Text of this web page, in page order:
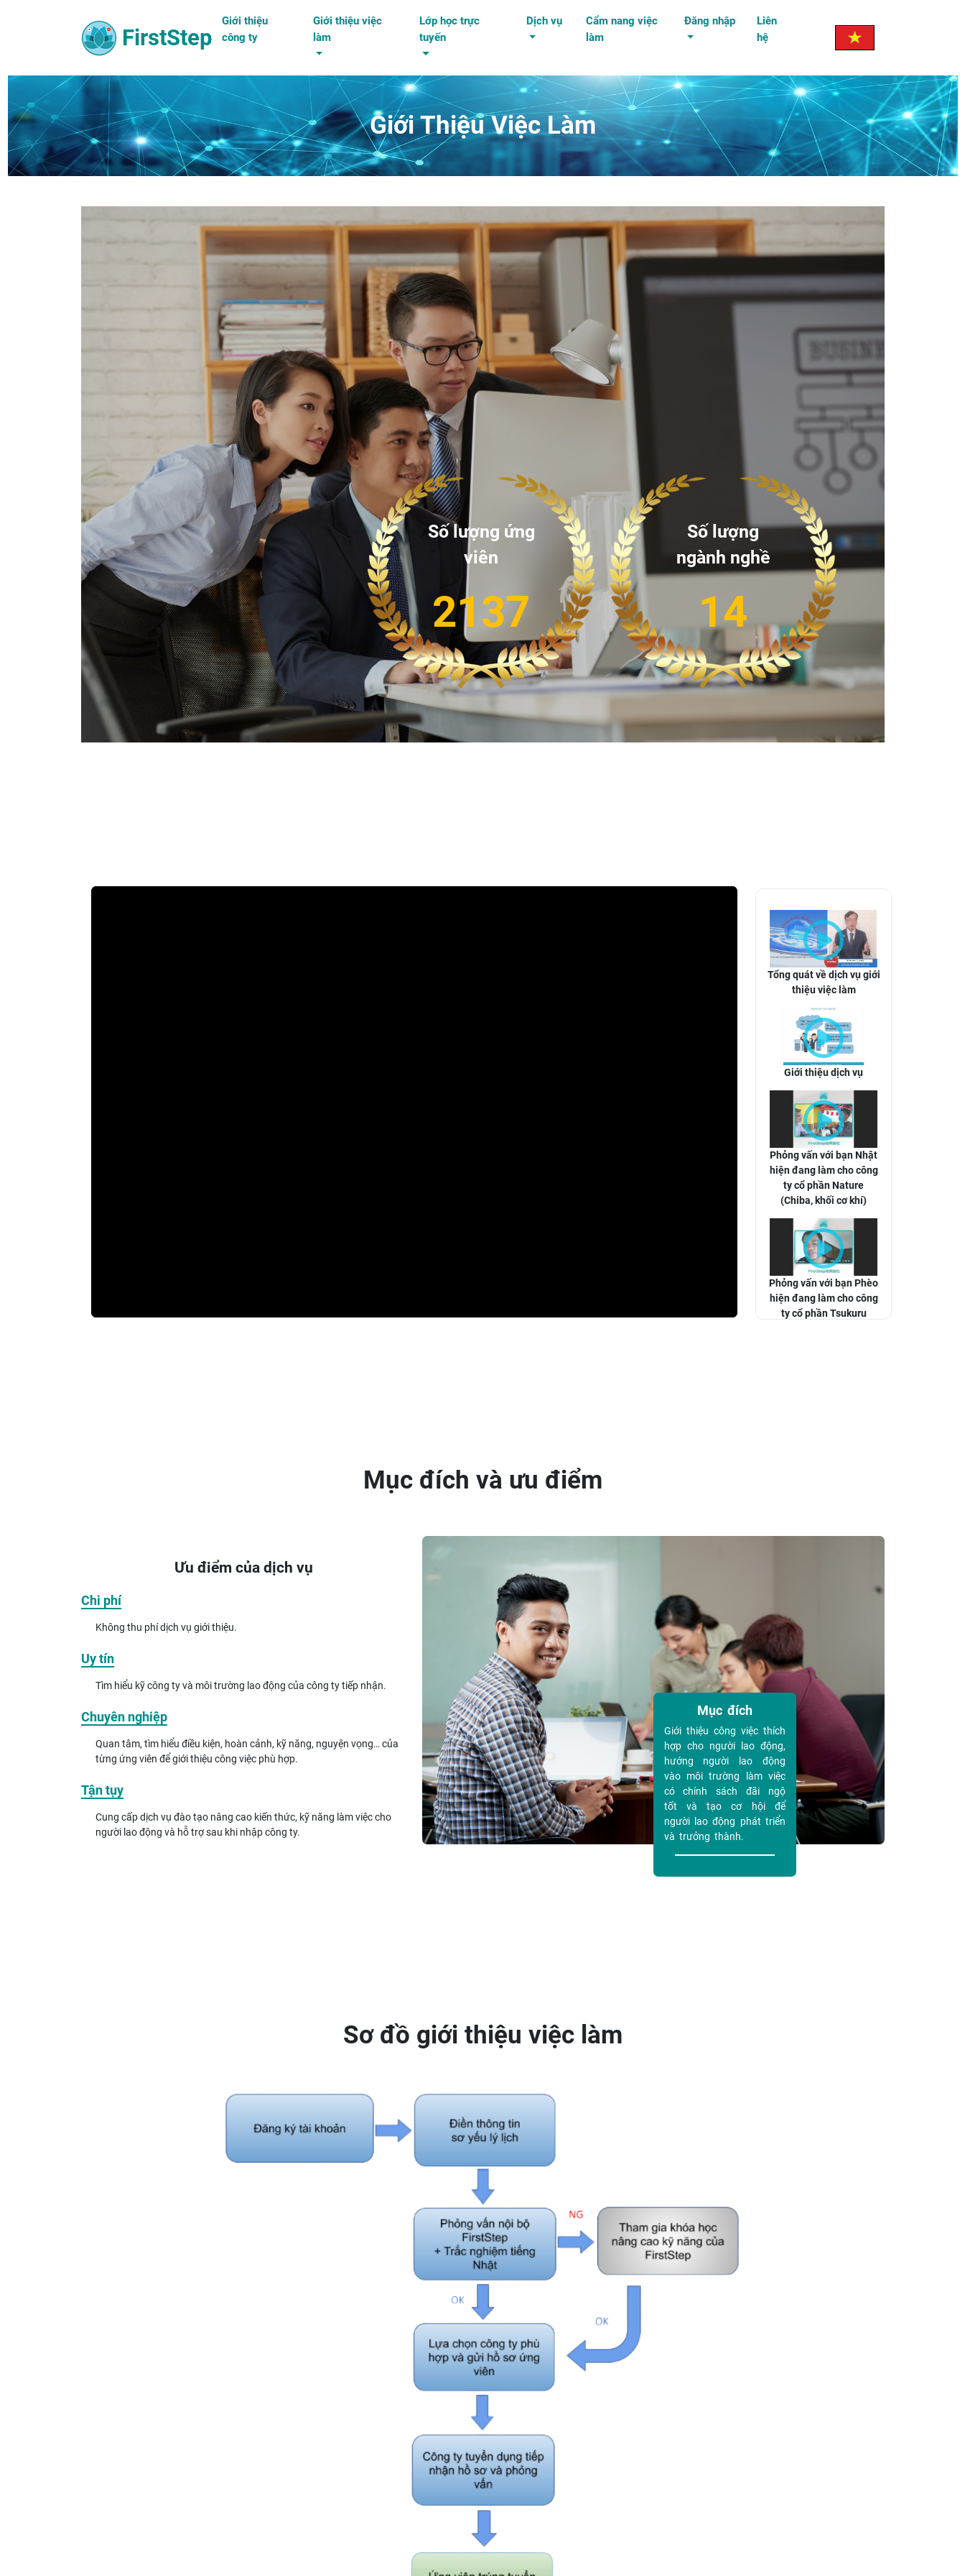
FirstStep
Giới thiệu
công ty
Giới thiệu việc
làm
Lớp học trực
tuyến
Dịch vụ
Cẩm nang việc
làm
Đăng nhập
Liên
hệ
Giới Thiệu Việc Làm
Số lượng ứng
viên
2137
Số lượng
ngành nghề
14
Tổng quát về dịch vụ giới
thiệu việc làm
Giới thiệu dịch vụ
Phỏng vấn với bạn Nhật
hiện đang làm cho công
ty cổ phần Nature
(Chiba, khối cơ khí)
Phỏng vấn với bạn Phèo
hiện đang làm cho công
ty cổ phần Tsukuru
Mục đích và ưu điểm
Ưu điểm của dịch vụ
Chi phí
Không thu phí dịch vụ giới thiệu.
Uy tín
Tìm hiểu kỹ công ty và môi trường lao động của công ty tiếp nhận.
Chuyên nghiệp
Quan tâm, tìm hiểu điều kiện, hoàn cảnh, kỹ năng, nguyện vọng… của
từng ứng viên để giới thiệu công việc phù hợp.
Tận tụy
Cung cấp dịch vụ đào tạo nâng cao kiến thức, kỹ năng làm việc cho
người lao động và hỗ trợ sau khi nhập công ty.
Mục đích
Giới thiệu công việc thích
hợp cho người lao động,
hướng người lao động
vào môi trường làm việc
có chính sách đãi ngộ
tốt và tạo cơ hội để
người lao động phát triển
và trưởng thành.
Sơ đồ giới thiệu việc làm